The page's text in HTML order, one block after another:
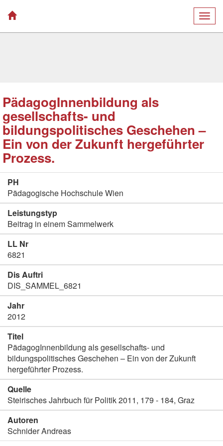
PädagogInnenbildung als
gesellschafts- und
bildungspolitisches Geschehen –
Ein von der Zukunft hergeführter
Prozess.
PH
Pädagogische Hochschule Wien
Leistungstyp
Beitrag in einem Sammelwerk
LL Nr
6821
Dis Auftri
DIS_SAMMEL_6821
Jahr
2012
Titel
PädagogInnenbildung als gesellschafts- und
bildungspolitisches Geschehen – Ein von der Zukunft
hergeführter Prozess.
Quelle
Steirisches Jahrbuch für Politik 2011, 179 - 184, Graz
Autoren
Schnider Andreas